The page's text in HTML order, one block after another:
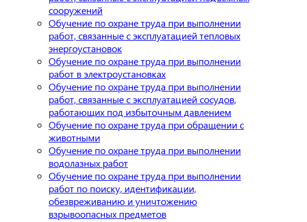
сооружений
Обучение по охране труда при выполнении
работ, связанные с эксплуатацией тепловых
энергоустановок
Обучение по охране труда при выполнении
работ в электроустановках
Обучение по охране труда при выполнении
работ, связанные с эксплуатацией сосудов,
работающих под избыточным давлением
Обучение по охране труда при обращении с
животными
Обучение по охране труда при выполнении
водолазных работ
Обучение по охране труда при выполнении
работ по поиску, идентификации,
обезвреживанию и уничтожению
взрывоопасных предметов